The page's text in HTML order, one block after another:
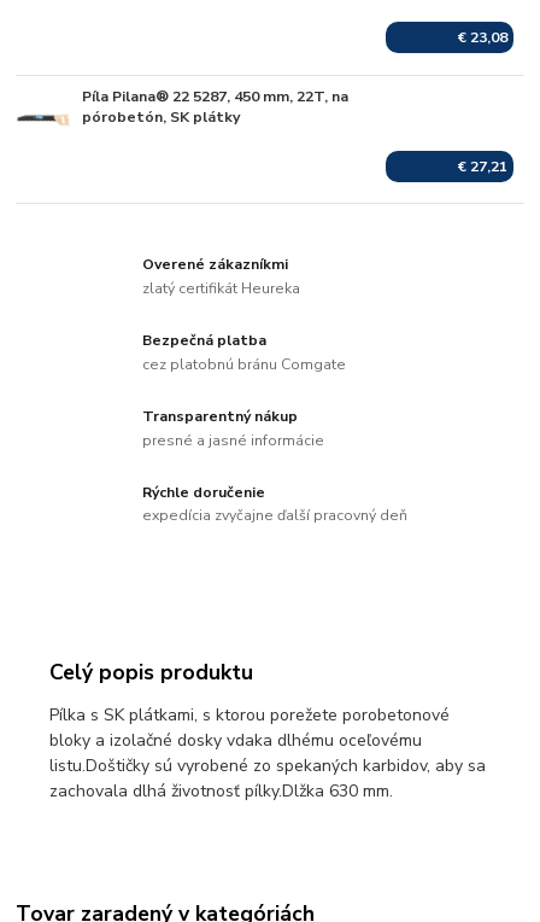
€ 23,08
Píla Pilana® 22 5287, 450 mm, 22T, na
pórobetón, SK plátky
€ 27,21
Overené zákazníkmi
zlatý certifikát Heureka
Bezpečná platba
cez platobnú bránu Comgate
Transparentný nákup
presné a jasné informácie
Rýchle doručenie
expedícia zvyčajne ďalší pracovný deň
Celý popis produktu
Pílka s SK plátkami, s ktorou porežete porobetonové
bloky a izolačné dosky vdaka dlhému oceľovému
listu.Doštičky sú vyrobené zo spekaných karbidov, aby sa
zachovala dlhá životnosť pílky.Dlžka 630 mm.
Tovar zaradený v kategóriách